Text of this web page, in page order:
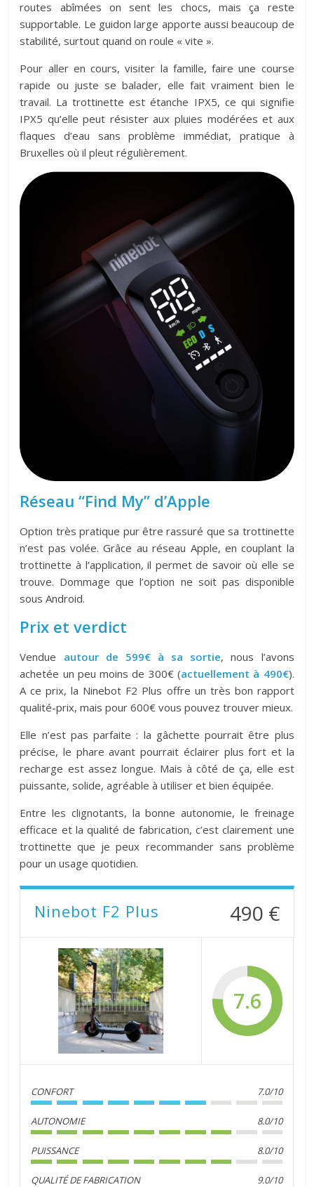
routes abîmées on sent les chocs, mais ça reste
supportable. Le guidon large apporte aussi beaucoup de
stabilité, surtout quand on roule « vite ».
Pour aller en cours, visiter la famille, faire une course
rapide ou juste se balader, elle fait vraiment bien le
travail. La trottinette est étanche IPX5, ce qui signifie
IPX5 qu’elle peut résister aux pluies modérées et aux
flaques d’eau sans problème immédiat, pratique à
Bruxelles où il pleut régulièrement.
Réseau “Find My” d’Apple
Option très pratique pur être rassuré que sa trottinette
n’est pas volée. Grâce au réseau Apple, en couplant la
trottinette à l’application, il permet de savoir où elle se
trouve. Dommage que l’option ne soit pas disponible
sous Android.
Prix et verdict
Vendue autour de 599€ à sa sortie, nous l’avons
achetée un peu moins de 300€ (actuellement à 490€).
A ce prix, la Ninebot F2 Plus offre un très bon rapport
qualité-prix, mais pour 600€ vous pouvez trouver mieux.
Elle n’est pas parfaite : la gâchette pourrait être plus
précise, le phare avant pourrait éclairer plus fort et la
recharge est assez longue. Mais à côté de ça, elle est
puissante, solide, agréable à utiliser et bien équipée.
Entre les clignotants, la bonne autonomie, le freinage
efficace et la qualité de fabrication, c’est clairement une
trottinette que je peux recommander sans problème
pour un usage quotidien.
Ninebot F2 Plus 490 €
7.6
CONFORT 7.0/10
AUTONOMIE 8.0/10
PUISSANCE 8.0/10
QUALITÉ DE FABRICATION 9.0/10